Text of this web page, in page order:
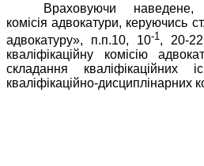
Враховуючи наведене,
комісія адвокатури, керуючись
адвокатуру», п.п.10, 10-1, 20-
кваліфікаційну комісію
складання кваліфікаційних
кваліфікаційно-дисциплінарних